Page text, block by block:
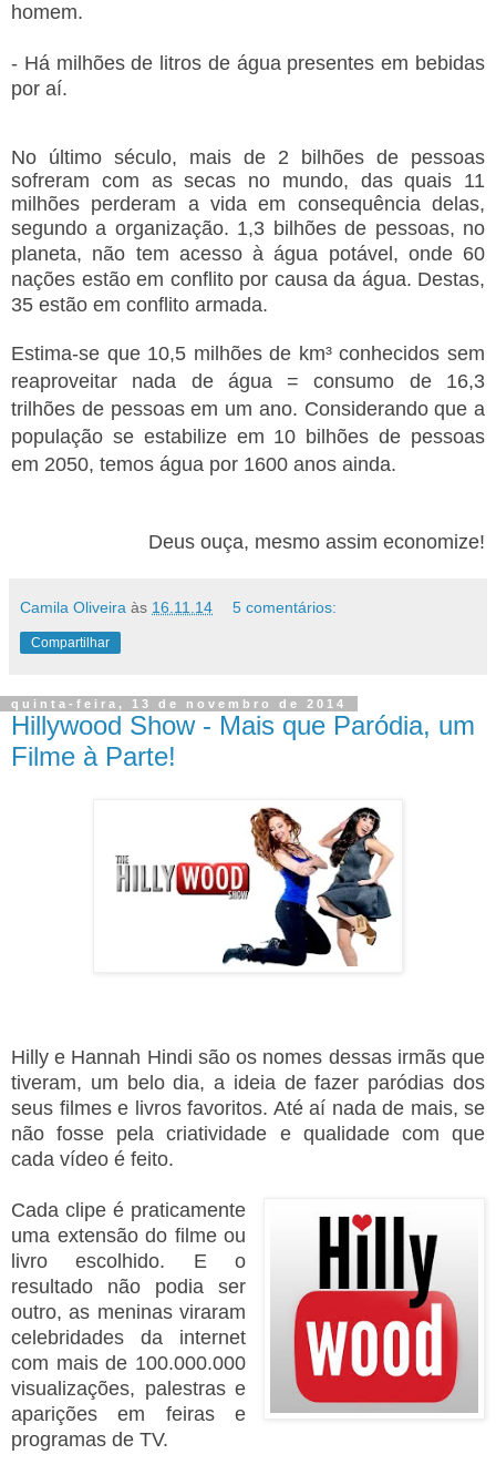
homem.
- Há milhões de litros de água presentes em bebidas
por aí.
No último século, mais de 2 bilhões de pessoas
sofreram com as secas no mundo, das quais 11
milhões perderam a vida em consequência delas,
segundo a organização. 1,3 bilhões de pessoas, no
planeta, não tem acesso à água potável, onde 60
nações estão em conflito por causa da água. Destas,
35 estão em conflito armada.
Estima-se que 10,5 milhões de km³ conhecidos sem
reaproveitar nada de água = consumo de 16,3
trilhões de pessoas em um ano. Considerando que a
população se estabilize em 10 bilhões de pessoas
em 2050, temos água por 1600 anos ainda.
Deus ouça, mesmo assim economize!
Camila Oliveira às 16.11.14 5 comentários:
Compartilhar
quinta-feira, 13 de novembro de 2014
Hillywood Show - Mais que Paródia, um
Filme à Parte!
Hilly e Hannah Hindi são os nomes dessas irmãs que
tiveram, um belo dia, a ideia de fazer paródias dos
seus filmes e livros favoritos. Até aí nada de mais, se
não fosse pela criatividade e qualidade com que
cada vídeo é feito.
Cada clipe é praticamente
uma extensão do filme ou
livro escolhido. E o
resultado não podia ser
outro, as meninas viraram
celebridades da internet
com mais de 100.000.000
visualizações, palestras e
aparições em feiras e
programas de TV.